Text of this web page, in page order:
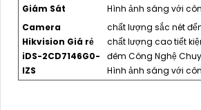
Giám Sát
Hình ảnh sáng với
Camera
Hikvision Giá rẻ
iDS-2CD7146G0-
IZS
chất lượng sắc nét
chất lượng cao tiết
đêm Công Nghệ
Hình ảnh sáng với